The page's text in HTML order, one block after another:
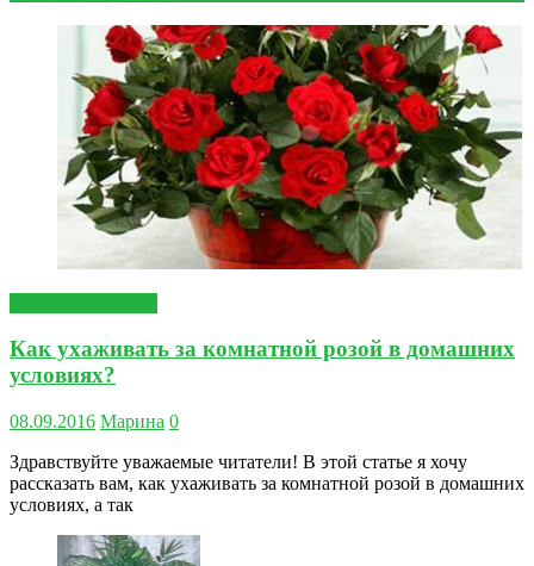
Как ухаживать за комнатной розой в домашних
условиях?
08.09.2016 Марина 0
Здравствуйте уважаемые читатели! В этой статье я хочу
рассказать вам, как ухаживать за комнатной розой в домашних
условиях, а так